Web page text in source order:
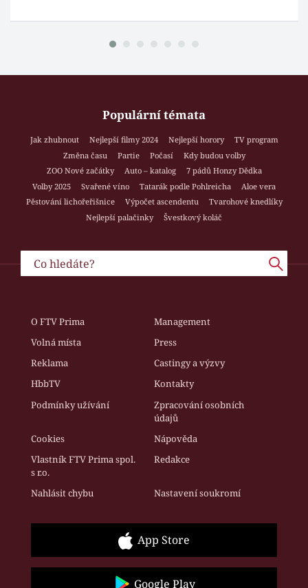
Populární témata
Jak zhubnout Nejlepší filmy 2024 Nejlepší horory
TV program
Změna času
Partie Počasí
Kdy budou volby
ZOO Nové začátky
Auto – katalog
7 pádů Honzy Dědka
Volby 2025
Svařené víno Tatarák podle Pohlreicha
Aloe vera
Pěstování lichořeřišnice
Výpočet ascendentu
Tvarohové knedlíky
Nejlepší palačinky
Švestkový koláč
O FTV Prima
Management
Volná místa
Press
Reklama
Castingy a výzvy
HbbTV
Kontakty
Podmínky užívání
Zpracování osobních
údajů
Cookies
Nápověda
Vlastník FTV Prima spol.
s r.o.
Redakce
Nahlásit chybu Nastavení soukromí
App Store
Google Play